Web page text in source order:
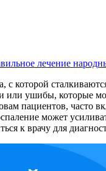
лечение
с которой
ушибы, которые
пациентов, часто
может
к врачу для